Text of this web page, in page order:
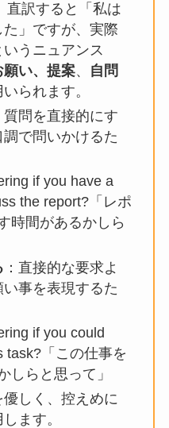
直訳すると「私は
」ですが、実際
うニュアンス
い、提案、 自問
られます。
質問を直接的にす
で問いかけるた
if you have a
the report?「レポ
時間があるかしら
：直接的な要求よ
事を表現するた
if you could
task?「この仕事を
しらと思って」
優しく、控えめに
ます。